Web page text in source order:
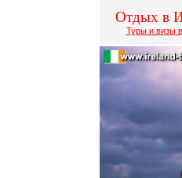
Отдых в
Туры и визы